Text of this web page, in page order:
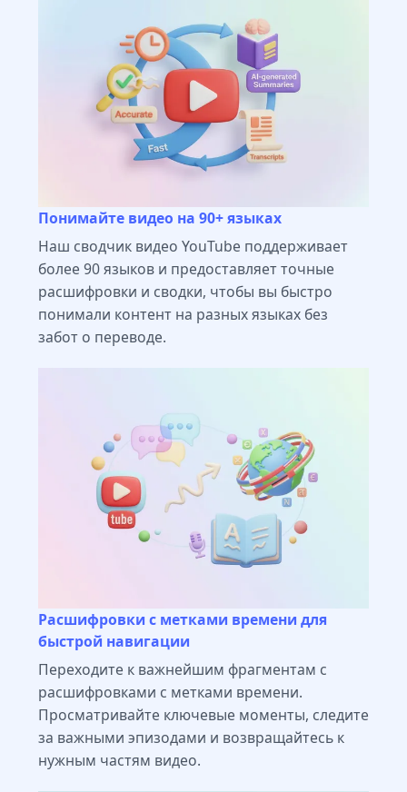
Понимайте видео на 90+ языках
Наш сводчик видео YouTube поддерживает
более 90 языков и предоставляет точные
расшифровки и сводки, чтобы вы быстро
понимали контент на разных языках без
забот о переводе.
Расшифровки с метками времени для
быстрой навигации
Переходите к важнейшим фрагментам с
расшифровками с метками времени.
Просматривайте ключевые моменты, следите
за важными эпизодами и возвращайтесь к
нужным частям видео.